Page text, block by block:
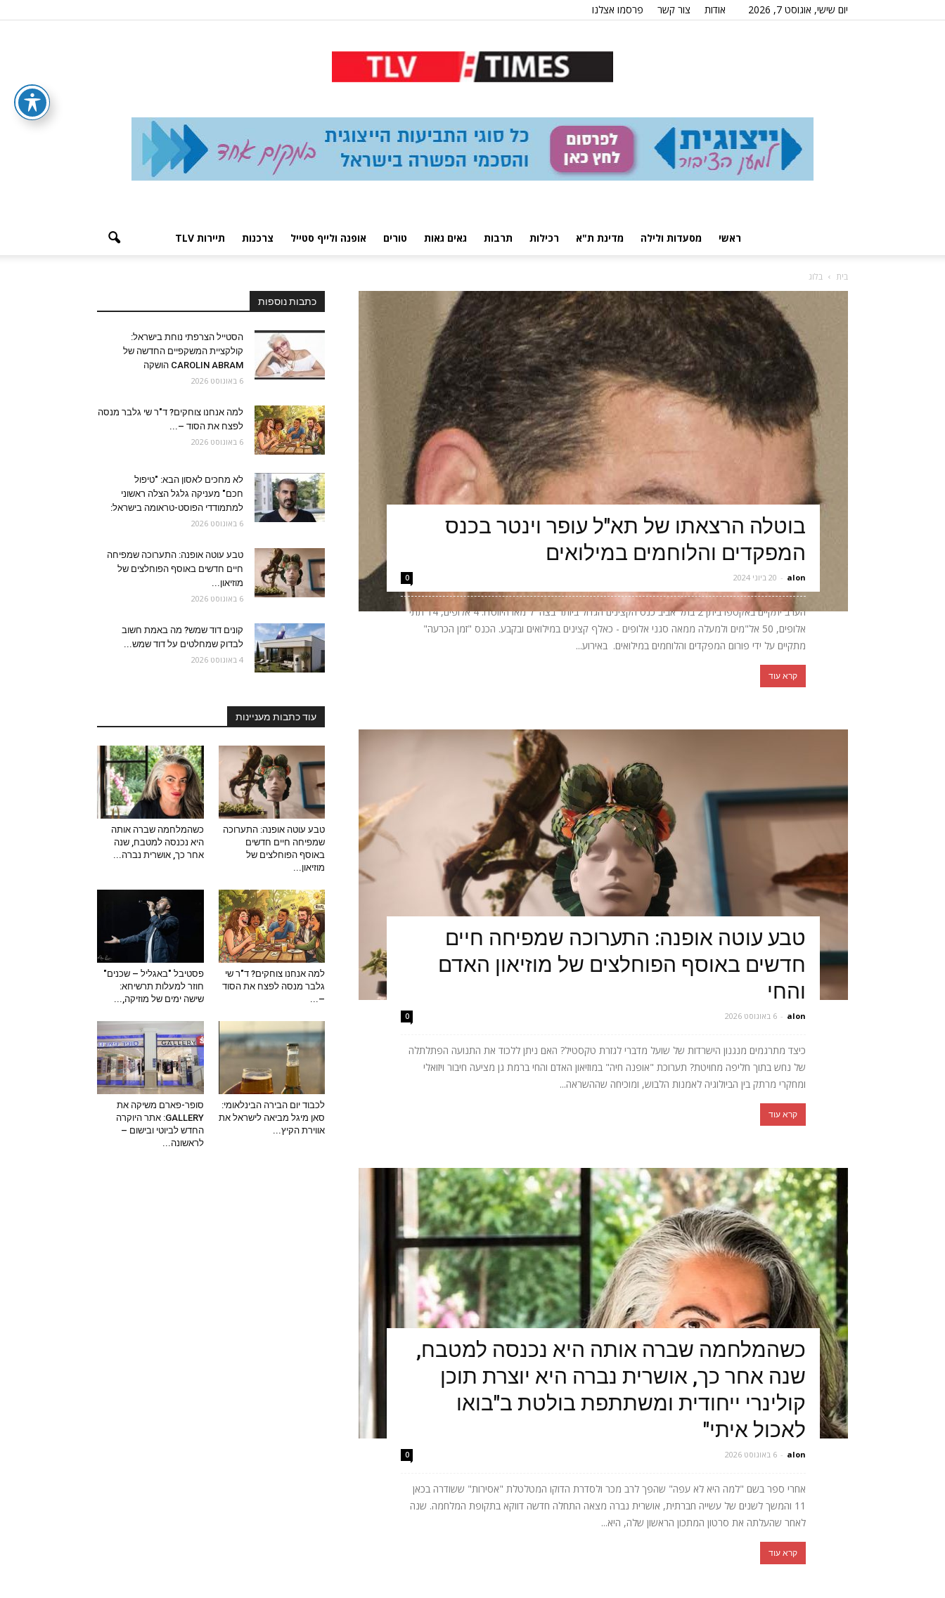
יום שישי, אוגוסט 7, 2026 אודות צור קשר פרסמו אצלנו
ראשי מסעדות ולילה מדינת ת"א רכילות תרבות גאים גאות טורים אופנה ולייף סטייל צרכנות תיירות TLV
בית בלוג
בוטלה הרצאתו של תא"ל עופר וינטר בכנס
המפקדים והלוחמים במילואים
alon
- 20 ביוני 2024 0
הערב יתקיים באקספו ביתן 2 בתל אביב כנס הקצינים הגדול ביותר בצה״ל מאז היווסדו: 4 אלופים, 14 תתי
אלופים, 50 אל"מים ולמעלה ממאה סגני אלופים - כאלף קצינים במילואים ובקבע. הכנס "זמן הכרעה"
מתקיים על ידי פורום המפקדים והלוחמים במילואים. באירוע...
קרא עוד
טבע עוטה אופנה: התערוכה שמפיחה חיים
חדשים באוסף הפוחלצים של מוזיאון האדם
והחי
alon
- 6 באוגוסט 2026 0
כיצד מתרגמים מנגנון הישרדות של שועל מדברי לגזרת טקסטיל? האם ניתן ללכוד את התנועה הפתלתלה
של נחש בתוך חליפה מחויטת? תערוכת "אופנה חיה" במוזיאון האדם והחי ברמת גן מציעה חיבור ויזואלי
ומחקרי מרתק בין הביולוגיה לאמנות הלבוש, ומוכיחה שההשראה...
קרא עוד
כשהמלחמה שברה אותה היא נכנסה למטבח,
שנה אחר כך, אושרית נברה היא יוצרת תוכן
קולינרי ייחודית ומשתתפת בולטת ב"בואו
לאכול איתי"
alon
- 6 באוגוסט 2026 0
אחרי ספר בשם "למה היא לא עפה" שהפך לרב מכר ולסדרת הדוקו המטלטלת "אסירות" ששודרה בכאן
11 והמשך לשנים של עשייה חברתית, אושרית נברה מצאה התחלה חדשה דווקא בתקופת המלחמה. שנה
לאחר שהעלתה את סרטון המתכון הראשון שלה, היא...
קרא עוד
כתבות נוספות
הסטייל הצרפתי נוחת בישראל:
קולקציית המשקפיים החדשה של
CAROLIN ABRAM הושקה
6 באוגוסט 2026
למה אנחנו צוחקים? ד"ר שי גלבר מנסה
לפצח את הסוד –...
6 באוגוסט 2026
לא מחכים לאסון הבא: "טיפול
חכם" מעניקה גלגל הצלה ראשוני
למתמודדי הפוסט-טראומה בישראל:
6 באוגוסט 2026
טבע עוטה אופנה: התערוכה שמפיחה
חיים חדשים באוסף הפוחלצים של
מוזיאון...
6 באוגוסט 2026
קונים דוד שמש? מה באמת חשוב
לבדוק שמחלטים על דוד שמש...
4 באוגוסט 2026
עוד כתבות מעניינות
טבע עוטה אופנה: התערוכה
שמפיחה חיים חדשים
באוסף הפוחלצים של
מוזיאון...
כשהמלחמה שברה אותה
היא נכנסה למטבח, שנה
אחר כך, אושרית נברה...
למה אנחנו צוחקים? ד"ר שי
גלבר מנסה לפצח את הסוד
–...
פסטיבל "באגליל – שכנים"
חוזר למעלות תרשיחא:
שישה ימים של מוזיקה,...
לכבוד יום הבירה הבינלאומי:
סאן מיגל מביאה לישראל את
אווירת הקיץ...
סופר-פארם משיקה את
GALLERY: אתר היוקרה
החדש לביוטי ובישום –
לראשונה...